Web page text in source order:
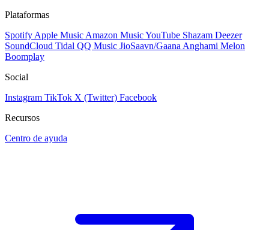
Plataformas
Spotify Apple Music Amazon MusicYouTube Shazam Deezer
SoundCloud Tidal QQ Music JioSaavn/Gaana Anghami Melon
Boomplay
Social
Instagram TikTok X (Twitter) Facebook
Recursos
Centro de ayuda